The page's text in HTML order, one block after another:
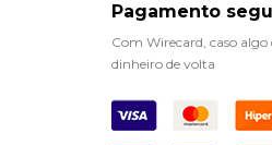
Pagamento
Com Wirecard, caso algo
dinheiro de volta